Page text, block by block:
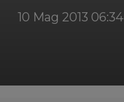
10 Mag 2013 06:34